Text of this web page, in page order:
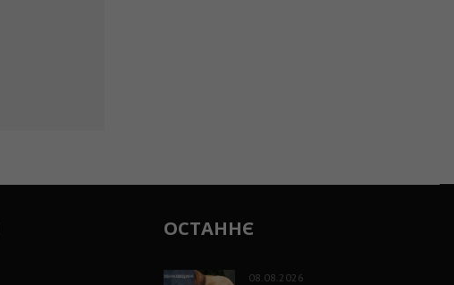
ОСТАННЄ
08.08.2026